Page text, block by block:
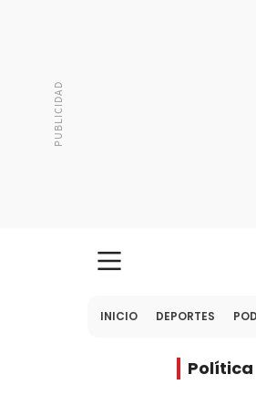
INICIO DEPORTES
Política